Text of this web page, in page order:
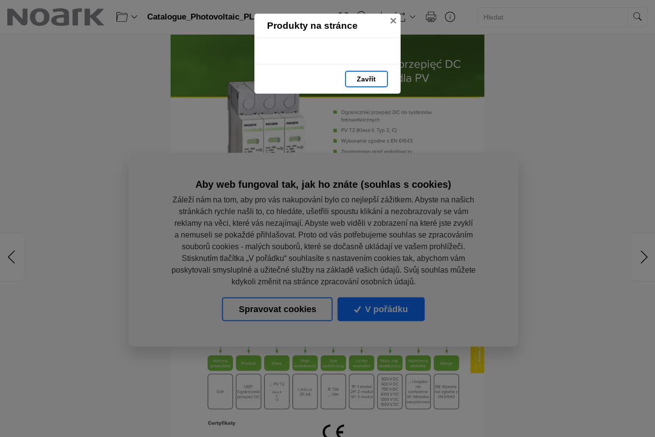
Produkty na stránce ×
Zavřít
Catalogue_Photovoltaic_PL: strana 105
Aby web fungoval tak, jak ho znáte (souhlas s cookies)
Záleží nám na tom, aby pro vás nakupování bylo co nejlepší zážitkem. Abyste na našich
stránkách rychle našli to, co hledáte, ušetřili spoustu klikání a nezobrazovaly se vám
reklamy na věci, které vás nezajímají. Abyste web viděli v zobrazení na které jste zvyklí
a nemuseli se pokaždé přihlašovat. Proto od vás potřebujeme souhlas se zpracováním
souborů cookies - malých souborů, které se dočasně ukládají ve vašem prohlížeči.
Stisknutím tlačítka „V pořádku“ souhlasíte s nastavením cookies tak, abychom vám
poskytovali smysluplné a užitečné služby na základě vašich údajů. Svůj souhlas můžete
kdykoli změnit na stránce zpracování osobních údajů.
Spravovat cookies V pořádku